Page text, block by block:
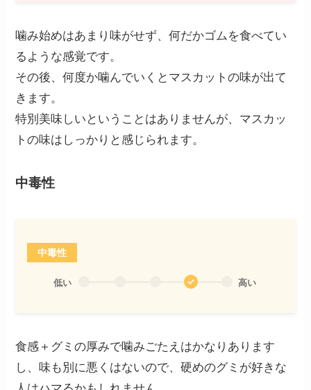
噛み始めはあまり味がせず、何だかゴムを食べてい
るような感覚です。
その後、何度か噛んでいくとマスカットの味が出て
きます。
特別美味しいということはありませんが、マスカッ
トの味はしっかりと感じられます。
中毒性
中毒性
低い 高い
食感＋グミの厚みで噛みごたえはかなりあります
し、味も別に悪くはないので、硬めのグミが好きな